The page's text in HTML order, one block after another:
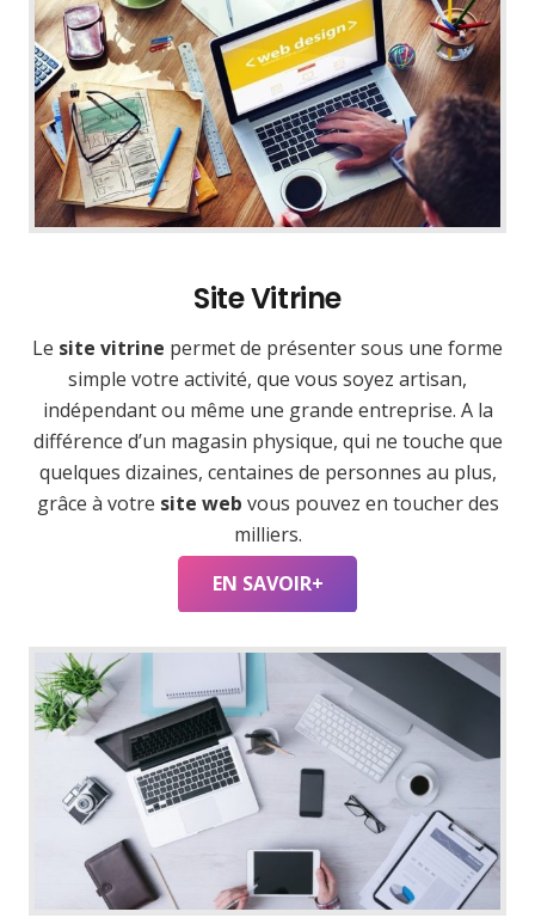
Site Vitrine
Le site vitrine permet de présenter sous une forme
simple votre activité, que vous soyez artisan,
indépendant ou même une grande entreprise. A la
différence d’un magasin physique, qui ne touche que
quelques dizaines, centaines de personnes au plus,
grâce à votre site web vous pouvez en toucher des
milliers.
EN SAVOIR+